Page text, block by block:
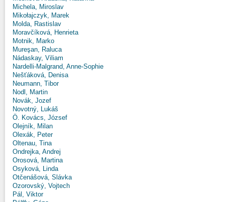
Michela, Miroslav
Mikołajczyk, Marek
Molda, Rastislav
Moravčíková, Henrieta
Motnik, Marko
Mureşan, Raluca
Nádaskay, Viliam
Nardelli-Malgrand, Anne-Sophie
Nešťáková, Denisa
Neumann, Tibor
Nodl, Martin
Novák, Jozef
Novotný, Lukáš
Ö. Kovács, József
Olejník, Milan
Olexák, Peter
Oltenau, Tina
Ondrejka, Andrej
Orosová, Martina
Osyková, Linda
Otčenášová, Slávka
Ozorovský, Vojtech
Pál, Viktor